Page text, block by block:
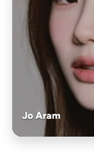
Jo Aram